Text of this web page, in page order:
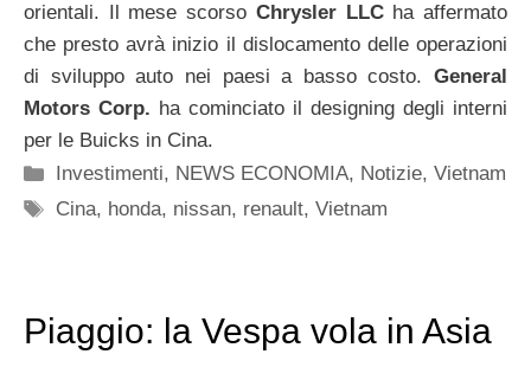
orientali. Il mese scorso Chrysler LLC ha affermato
che presto avrà inizio il dislocamento delle operazioni
di sviluppo auto nei paesi a basso costo. General
Motors Corp. ha cominciato il designing degli interni
per le Buicks in Cina.
Categorie
Investimenti, NEWS ECONOMIA, Notizie,Vietnam
Tag
Cina, honda, nissan, renault,Vietnam
Piaggio: la Vespa vola in Asia